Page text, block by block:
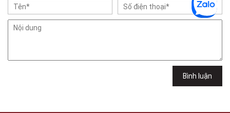
Việt Thương Music - 302 Cầu Giấy
Gian hàng G9-10 TTTM Discovery Complex, số 302 Cầu Giấy, Phường
Cầu Giấy, Hà Nội , Cầu Giấy , Hà Nội
Bình luận